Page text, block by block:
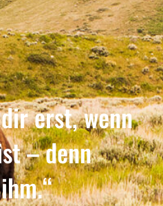
erst, wenn
– denn